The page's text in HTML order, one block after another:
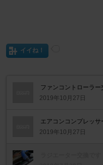
イイね！
ファンコントローラー
2019年10月27日
エアコンコンプレッサ
2019年10月27日